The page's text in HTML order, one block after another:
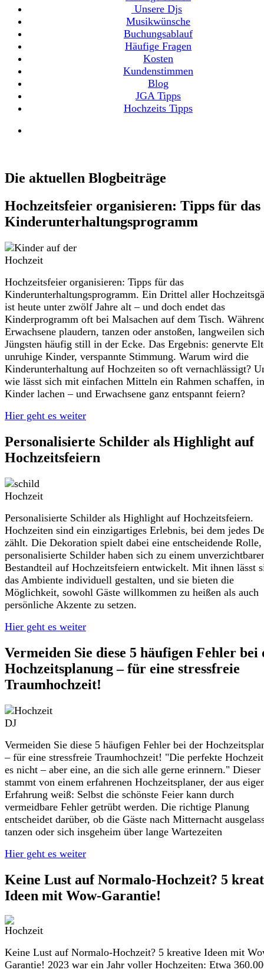
Unsere Djs
Musikwünsche
Buchungsablauf
Häufige Fragen
Kosten
Kundenstimmen
Blog
JGA Tipps
Hochzeits Tipps
Die aktuellen Blogbeiträge
Hochzeitsfeier organisieren: Tipps für das
Kinderunterhaltungsprogramm
Hochzeitsfeier organisieren: Tipps für das
Kinderunterhaltungsprogramm. Ein Drittel aller
ist heute unter zwölf Jahre alt – und doch endet das
Kinderprogramm oft bei Malsachen auf dem Tisch.
Erwachsene plaudern, tanzen oder anstoßen, langweilen
Jüngsten häufig still in der Ecke. Das Ergebnis: genervte
unruhige Kinder, verspannte Stimmung. Warum wird die
Kinderunterhaltung auf Hochzeiten so oft vernachlässigt?
wie lässt sich mit einfachen Mitteln ein Rahmen schaffen,
Kinder lachen – und Erwachsene ganz entspannt feiern?
Hier geht es weiter
Personalisierte Schilder als Highlight auf
Hochzeitsfeiern
Personalisierte Schilder als Highlight auf Hochzeitsfeiern.
Hochzeiten sind ein einzigartiges Erlebnis, bei dem jedes
zählt. Die Dekoration spielt dabei eine entscheidende Rolle,
personalisierte Schilder haben sich zu einem
Bestandteil auf Hochzeitsfeiern entwickelt. Mit ihnen lässt
das Ambiente individuell gestalten, und sie bieten die
Möglichkeit, sowohl Gäste willkommen zu heißen als auch
persönliche Akzente zu setzen.
Hier geht es weiter
Vermeiden Sie diese 5 häufigen Fehler bei
Hochzeitsplanung – für eine stressfreie
Traumhochzeit!
Vermeiden Sie diese 5 häufigen Fehler bei der
– für eine stressfreie Traumhochzeit! "Die perfekte
es nicht – aber eine, an die sich alle gerne erinnern." Dieser
stammt von einem erfahrenen Hochzeitsplaner, der aus
Erfahrung weiß: Selbst die schönste Feier kann durch
vermeidbare Fehler getrübt werden. Die richtige Planung
entscheidet darüber, ob die Gäste nach Mitternacht
tanzen oder sich insgeheim über lange Wartezeiten
Hier geht es weiter
Keine Lust auf Normalo-Hochzeit? 5
Ideen mit Wow-Garantie!
Keine Lust auf Normalo-Hochzeit? 5 kreative Ideen mit
Garantie! 2023 war ein Jahr voller Hochzeiten: Etwa